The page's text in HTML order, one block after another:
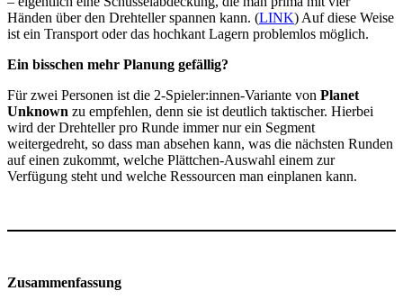
Händen über den Drehteller spannen kann. (LINK) Auf diese Weise
ist ein Transport oder das hochkant Lagern problemlos möglich.
Ein bisschen mehr Planung gefällig?
Für zwei Personen ist die 2-Spieler:innen-Variante von Planet
Unknown zu empfehlen, denn sie ist deutlich taktischer. Hierbei
wird der Drehteller pro Runde immer nur ein Segment
weitergedreht, so dass man absehen kann, was die nächsten Runden
auf einen zukommt, welche Plättchen-Auswahl einem zur
Verfügung steht und welche Ressourcen man einplanen kann.
Zusammenfassung